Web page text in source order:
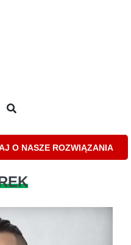
O NASZE ROZWIĄZANIA